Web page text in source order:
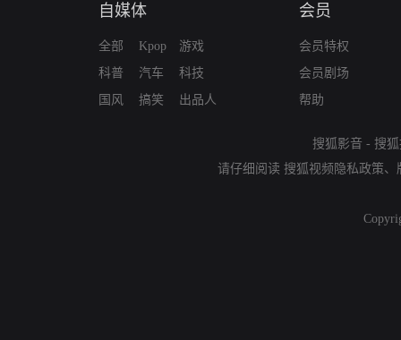
自媒体
全部
科普
国风
Kpop
汽车
搞笑
游戏
科技
出品人
会员
会员特权
会员剧场
帮助
搜狐影音 - 搜
请仔细阅读 搜狐视频隐私政策、